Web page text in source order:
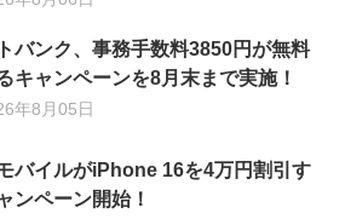
バンク、事務手数料3850円が無料
キャンペーンを8月末まで実施！
年8月05日
バイルがiPhone 16を4万円割引す
ンペーン開始！